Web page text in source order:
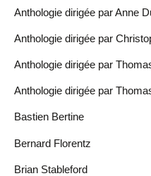
Anthologie dirigée par Anne
Anthologie dirigée par
Anthologie dirigée par
Anthologie dirigée par
Bastien Bertine
Bernard Florentz
Brian Stableford